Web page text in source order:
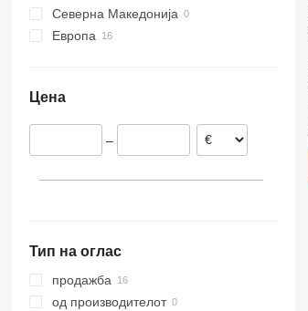
XRHS
XRVS
V-series
ST
StitchLiner
Северна Македонија
Европа
Словачка
Холандија
Цена
–
Тип на оглас
продажба
од производителот